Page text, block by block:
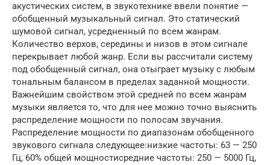
акустических систем, в звукотехнике ввели понятие —
обобщенный музыкальный сигнал. Это статический
шумовой сигнал, усредненный по всем жанрам.
Количество верхов, середины и низов в этом сигнале
перекрывает любой жанр. Если вы рассчитали систему
под обобщенный сигнал, она отыграет музыку с любым
тональным балансом в пределах заданной мощности.
Важнейшим свойством этой средней по всем жанрам
музыки является то, что для нее можно точно выяснить
распределение мощности по полосам звучания.
Распределение мощности по диапазонам обобщенного
звукового сигнала следующее:низкие частоты: 63 — 250
Гц, 60% общей мощностисредние частоты: 250 — 5000 Гц,